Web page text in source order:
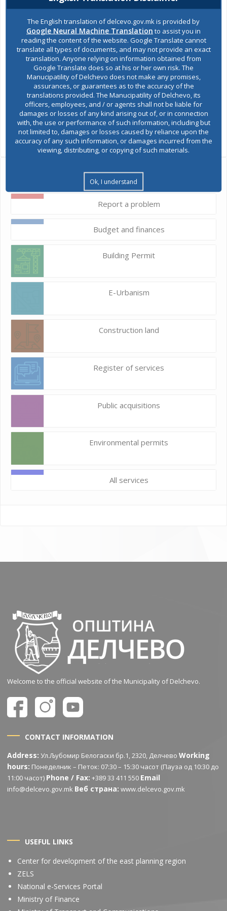
SHARES
Views: 182
Ask the mayor
Report a problem
Budget and finances
Building Permit
E-Urbanism
Construction land
Register of services
Public acquisitions
Environmental permits
All services
Welcome to the official website of the Municipality of Delchevo.
CONTACT INFORMATION
Address: Ул.Љубомир Белогаски бр.1, 2320, ДелчевоWorking
hours: Понеделник – Петок: 07:30 – 15:30 часот (Пауза од 10:30 до
11:00 часот) Phone / Fax: +389 33 411 550 Email
info@delcevo.gov.mk Веб страна: www.delcevo.gov.mk
USEFUL LINKS
Center for development of the east planning region
ZELS
National e-Services Portal
Ministry of Finance
The English translation of delcevo.gov.mk is provided by
Google Neural Machine Translation to assist you in
reading the content of the website. Google Translate cannot
translate all types of documents, and may not provide an exact
translation. Anyone relying on information obtained from
Google Translate does so at his or her own risk. The
Manucipatility of Delchevo does not make any promises,
assurances, or guarantees as to the accuracy of the
translations provided. The Manucipatility of Delchevo, its
officers, employees, and / or agents shall not be liable for
damages or losses of any kind arising out of, or in connection
with, the use or performance of such information, including but
not limited to, damages or losses caused by reliance upon the
accuracy of any such information, or damages incurred from the
viewing, distributing, or copying of such materials.
Ok, I understand